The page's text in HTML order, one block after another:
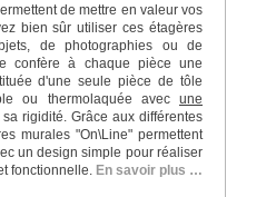
de mettre en valeur vos
bien sûr utiliser ces étagères
de photographies ou de
confère à chaque pièce une
d'une seule pièce de tôle
ou thermolaquée avec une
rigidité. Grâce aux différentes
murales "On\Line" permettent
un design simple pour réaliser
fonctionnelle. En savoir plus …